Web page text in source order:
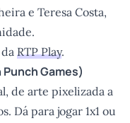
e Teresa Costa,
RTP Play.
Punch Games)
de arte pixelizada a
Dá para jogar 1x1 ou